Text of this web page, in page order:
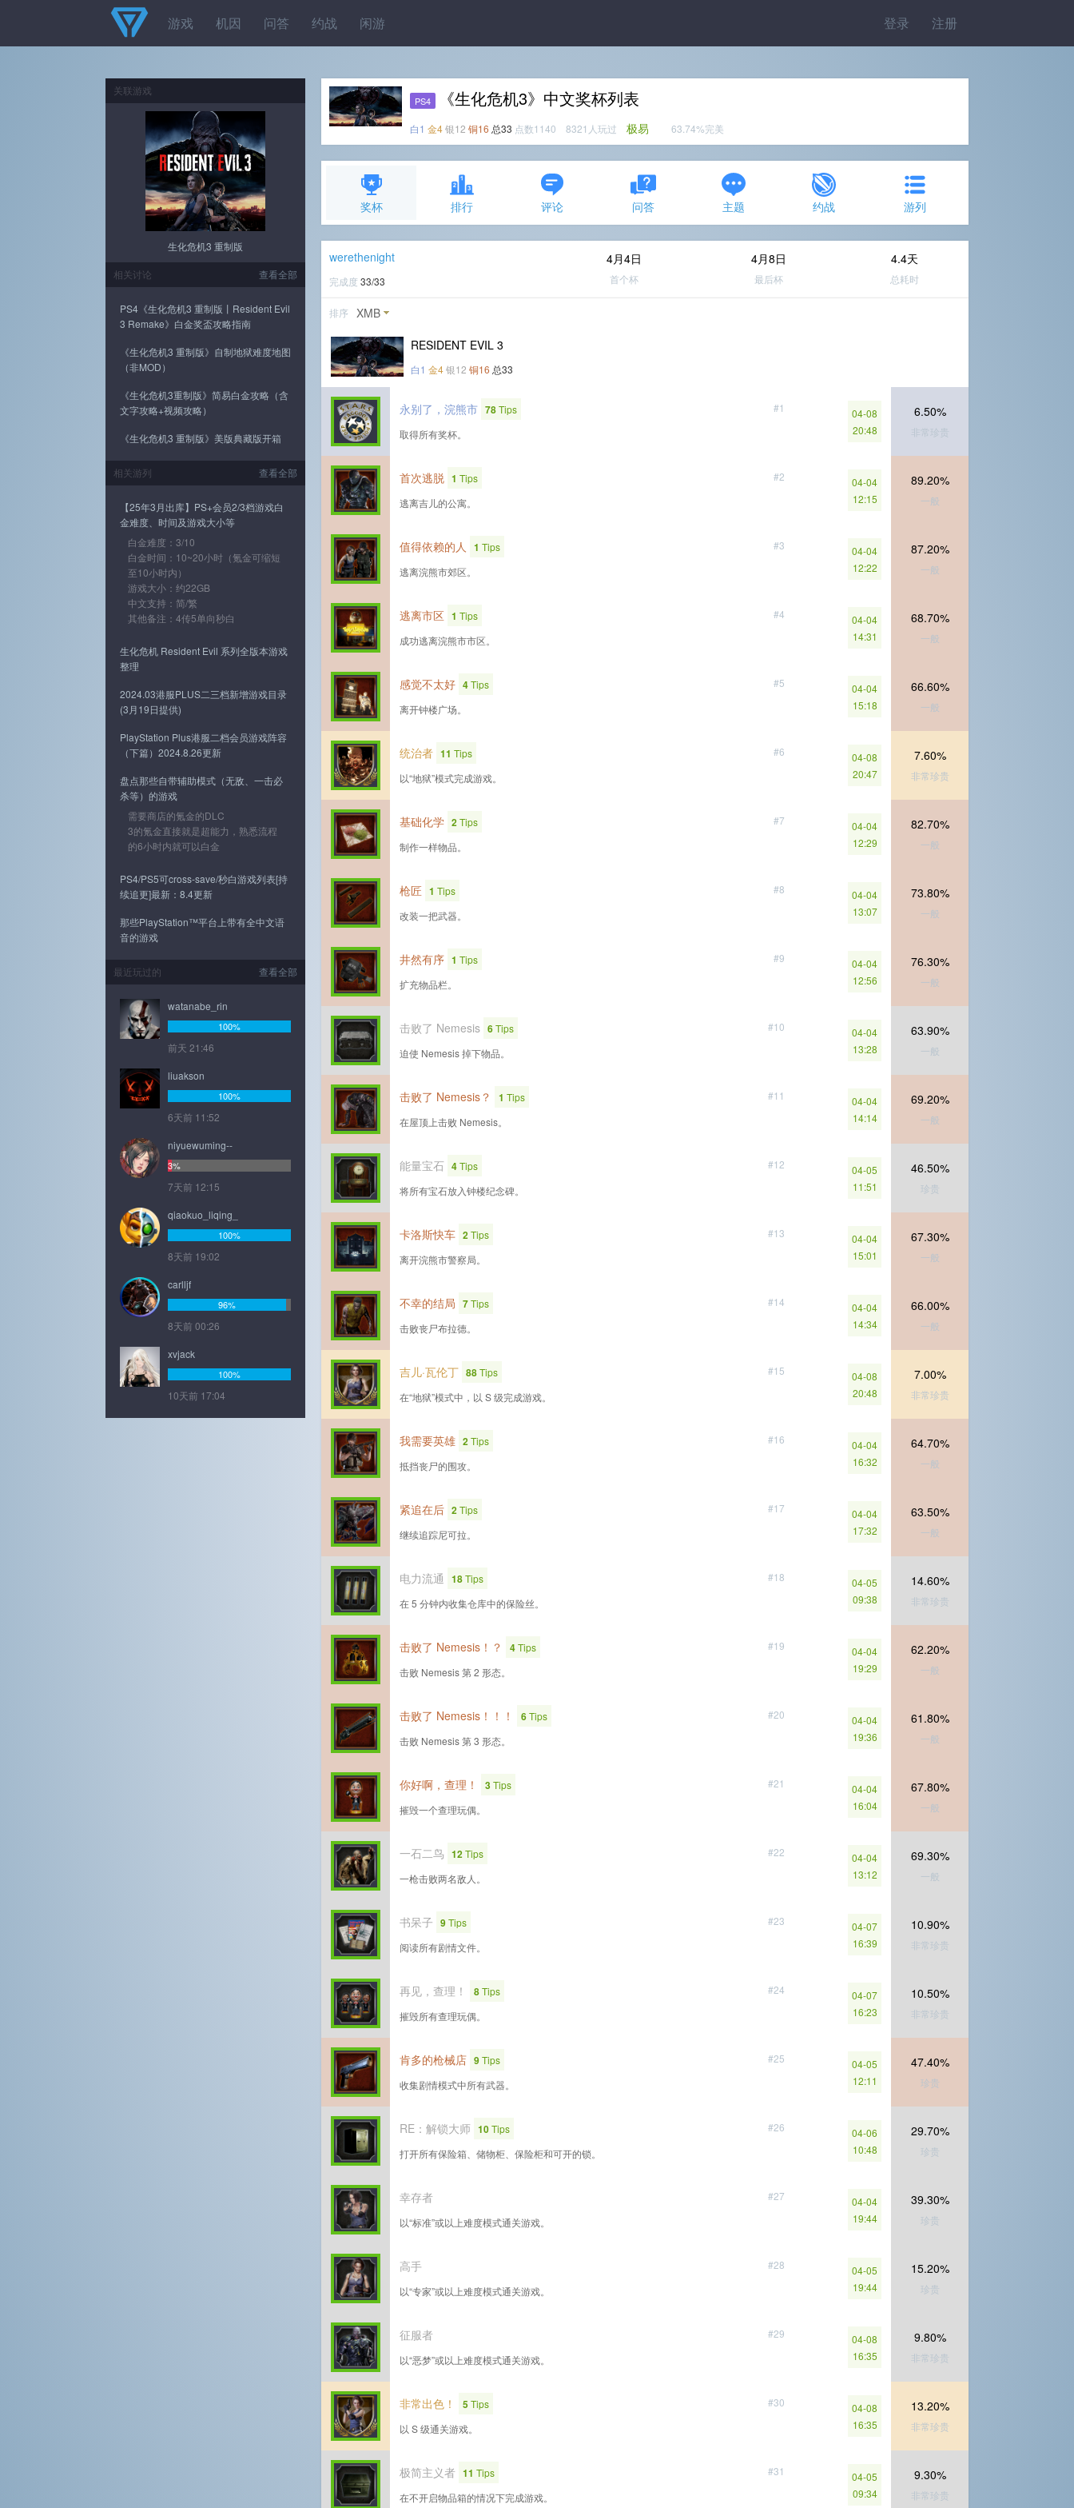
登录 注册
游戏 机因 问答 约战 闲游
PS4 《生化危机3》中文奖杯列表
白1 金4银12 铜16 总33 点数1140 8321人玩过 极易 63.74%完美
奖杯 排行 评论 问答 主题 约战 游列
werethenight
完成度 33/33
4月4日
首个杯
4月8日
最后杯
4.4天
总耗时
排序 XMB
RESIDENT EVIL 3
白1 金4银12 铜16 总33
#1
永别了，浣熊市 78Tips
取得所有奖杯。
04-08
20:48
6.50%
非常珍贵
#2
首次逃脱 1 Tips
逃离吉儿的公寓。
04-04
12:15
89.20%
一般
#3
值得依赖的人 1 Tips
逃离浣熊市郊区。
04-04
12:22
87.20%
一般
#4
逃离市区 1 Tips
成功逃离浣熊市市区。
04-04
14:31
68.70%
一般
#5
感觉不太好 4Tips
离开钟楼广场。
04-04
15:18
66.60%
一般
#6
统治者 11 Tips
以“地狱”模式完成游戏。
04-08
20:47
7.60%
非常珍贵
#7
基础化学 2Tips
制作一样物品。
04-04
12:29
82.70%
一般
#8
枪匠 1 Tips
改装一把武器。
04-04
13:07
73.80%
一般
#9
井然有序 1 Tips
扩充物品栏。
04-04
12:56
76.30%
一般
#10
击败了 Nemesis 6Tips
迫使 Nemesis 掉下物品。
04-04
13:28
63.90%
一般
#11
击败了 Nemesis？ 1 Tips
在屋顶上击败 Nemesis。
04-04
14:14
69.20%
一般
#12
能量宝石 4Tips
将所有宝石放入钟楼纪念碑。
04-05
11:51
46.50%
珍贵
#13
卡洛斯快车 2Tips
离开浣熊市警察局。
04-04
15:01
67.30%
一般
#14
不幸的结局 7Tips
击败丧尸布拉德。
04-04
14:34
66.00%
一般
#15
吉儿·瓦伦丁 88Tips
在“地狱”模式中，以 S 级完成游戏。
04-08
20:48
7.00%
非常珍贵
#16
我需要英雄 2Tips
抵挡丧尸的围攻。
04-04
16:32
64.70%
一般
#17
紧追在后 2Tips
继续追踪尼可拉。
04-04
17:32
63.50%
一般
#18
电力流通 18Tips
在 5 分钟内收集仓库中的保险丝。
04-05
09:38
14.60%
非常珍贵
#19
击败了 Nemesis！？ 4Tips
击败 Nemesis 第 2 形态。
04-04
19:29
62.20%
一般
#20
击败了 Nemesis！！！ 6Tips
击败 Nemesis 第 3 形态。
04-04
19:36
61.80%
一般
#21
你好啊，查理！ 3Tips
摧毁一个查理玩偶。
04-04
16:04
67.80%
一般
#22
一石二鸟 12Tips
一枪击败两名敌人。
04-04
13:12
69.30%
一般
#23
书呆子 9Tips
阅读所有剧情文件。
04-07
16:39
10.90%
非常珍贵
#24
再见，查理！ 8Tips
摧毁所有查理玩偶。
04-07
16:23
10.50%
非常珍贵
#25
肯多的枪械店 9Tips
收集剧情模式中所有武器。
04-05
12:11
47.40%
珍贵
#26
RE：解锁大师 10Tips
打开所有保险箱、储物柜、保险柜和可开的锁。
04-06
10:48
29.70%
珍贵
#27
幸存者
以“标准”或以上难度模式通关游戏。
04-04
19:44
39.30%
珍贵
#28
高手
以“专家”或以上难度模式通关游戏。
04-05
19:44
15.20%
珍贵
#29
征服者
以“恶梦”或以上难度模式通关游戏。
04-08
16:35
9.80%
非常珍贵
#30
非常出色！ 5Tips
以 S 级通关游戏。
04-08
16:35
13.20%
非常珍贵
#31
极简主义者 11 Tips
在不开启物品箱的情况下完成游戏。
04-05
09:34
9.30%
非常珍贵
关联游戏
生化危机3 重制版
查看全部
相关讨论
PS4《生化危机3 重制版丨Resident Evil
3 Remake》白金奖盃攻略指南
《生化危机3 重制版》自制地狱难度地图
（非MOD）
《生化危机3重制版》简易白金攻略（含
文字攻略+视频攻略）
《生化危机3 重制版》美版典藏版开箱
查看全部
相关游列
【25年3月出库】PS+会员2/3档游戏白
金难度、时间及游戏大小等
白金难度：3/10
白金时间：10~20小时（氪金可缩短
至10小时内）
游戏大小：约22GB
中文支持：简/繁
其他备注：4传5单向秒白
生化危机 Resident Evil 系列全版本游戏
整理
2024.03港服PLUS二三档新增游戏目录
(3月19日提供)
PlayStation Plus港服二档会员游戏阵容
（下篇）2024.8.26更新
盘点那些自带辅助模式（无敌、一击必
杀等）的游戏
需要商店的氪金的DLC
3的氪金直接就是超能力，熟悉流程
的6小时内就可以白金
PS4/PS5可cross-save/秒白游戏列表[持
续追更]最新：8.4更新
那些PlayStation™平台上带有全中文语
音的游戏
查看全部
最近玩过的
watanabe_rin
100%
前天 21:46
liuakson
100%
6天前 11:52
niyuewuming--
3%
7天前 12:15
qiaokuo_liqing_
100%
8天前 19:02
carlljf
96%
8天前 00:26
xvjack
100%
10天前 17:04